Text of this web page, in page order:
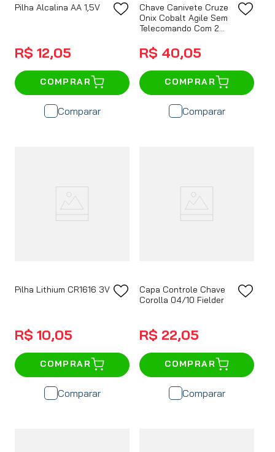
Pilha Alcalina AA 1,5V
R$ 12,05
COMPRAR
Comparar
Chave Canivete Cruze
Onix Cobalt Agile Sem
Telecomando Com 2
R$ 40,05
COMPRAR
Comparar
Pilha Lithium CR1616 3V
R$ 10,05
COMPRAR
Comparar
Capa Controle Chave
Corolla 04/10 Fielder
R$ 22,05
COMPRAR
Comparar